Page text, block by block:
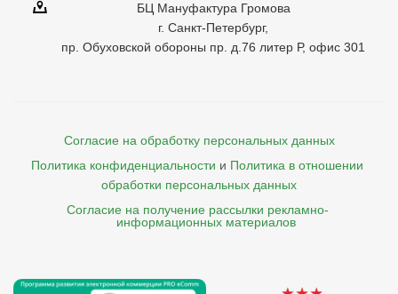
БЦ Мануфактура Громова
г. Санкт-Петербург,
пр. Обуховской обороны пр. д.76 литер Р, офис 301
Согласие на обработку персональных данных
Политика конфиденциальности и Политика в отношении
обработки персональных данных
Согласие на получение рассылки рекламно-
    информационных материалов